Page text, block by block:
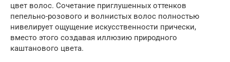
цвет волос. Сочетание приглушенных оттенков
пепельно-розового и волнистых волос полностью
нивелирует ощущение искусственности прически,
вместо этого создавая иллюзию природного
каштанового цвета.